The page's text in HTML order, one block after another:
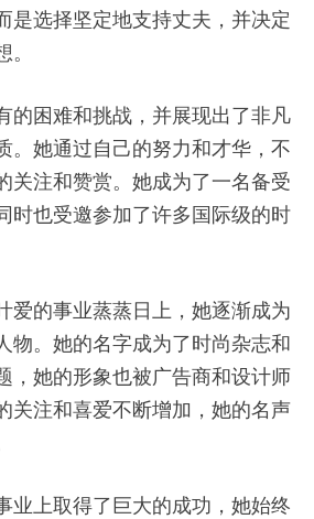
是选择坚定地支持丈夫，并决定
的困难和挑战，并展现出了非凡
。她通过自己的努力和才华，不
关注和赞赏。她成为了一名备受
时也受邀参加了许多国际级的时
爱的事业蒸蒸日上，她逐渐成为
物。她的名字成为了时尚杂志和
，她的形象也被广告商和设计师
关注和喜爱不断增加，她的名声
业上取得了巨大的成功，她始终